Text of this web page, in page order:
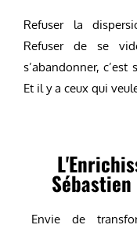
Refuser la
Refuser de se
s’abandonner,
Et il y a ceux qui
Envie de